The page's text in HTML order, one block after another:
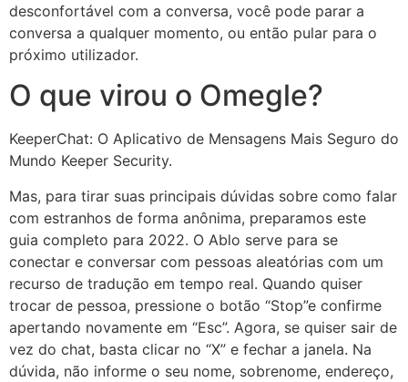
desconfortável com a conversa, você pode parar a
conversa a qualquer momento, ou então pular para o
próximo utilizador.
O que virou o Omegle?
KeeperChat: O Aplicativo de Mensagens Mais Seguro do
Mundo Keeper Security.
Mas, para tirar suas principais dúvidas sobre como falar
com estranhos de forma anônima, preparamos este
guia completo para 2022. O Ablo serve para se
conectar e conversar com pessoas aleatórias com um
recurso de tradução em tempo real. Quando quiser
trocar de pessoa, pressione o botão “Stop”e confirme
apertando novamente em “Esc”. Agora, se quiser sair de
vez do chat, basta clicar no “X” e fechar a janela. Na
dúvida, não informe o seu nome, sobrenome, endereço,